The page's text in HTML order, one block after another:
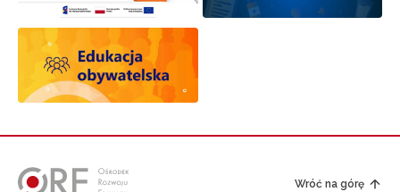
Wróć na górę